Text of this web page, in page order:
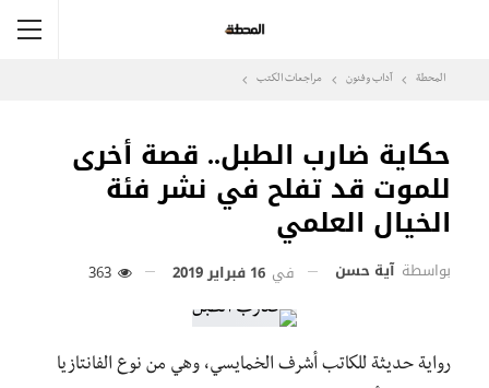
المحطة آداب وفنون مراجعات الكتب
حكاية ضارب الطبل.. قصة أخرى
للموت قد تفلح في نشر فئة
الخيال العلمي
بواسطة آية حسن في 16 فبراير 2019
رواية حديثة للكاتب أشرف الخمايسي، وهي من نوع الفانتازيا